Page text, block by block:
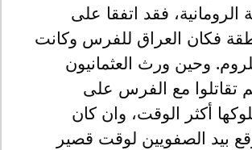
الرومانية، فقد اتفقا على
فكان العراق للفرس وكانت
وحين ورث العثمانيون
تقاتلوا مع الفرس على
أكثر الوقت، وان كان
بيد الصفويين لوقت قصير